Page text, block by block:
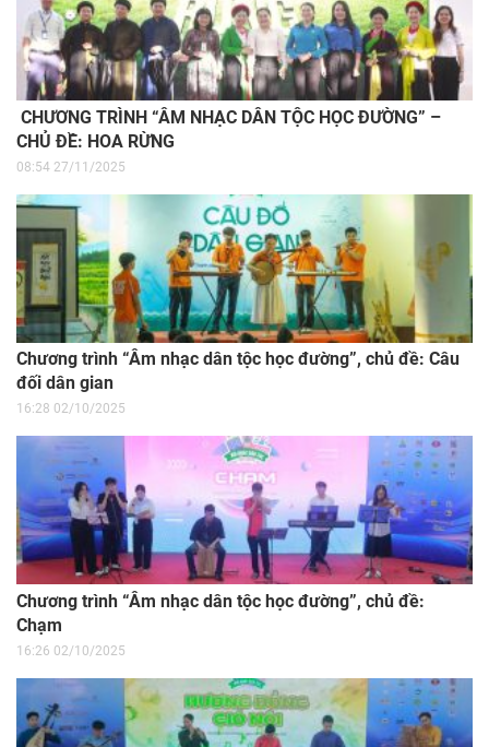
CHƯƠNG TRÌNH “ÂM NHẠC DÂN TỘC HỌC ĐƯỜNG” –
CHỦ ĐỀ: HOA RỪNG
08:54 27/11/2025
Chương trình “Âm nhạc dân tộc học đường”, chủ đề: Câu
đối dân gian
16:28 02/10/2025
Chương trình “Âm nhạc dân tộc học đường”, chủ đề:
Chạm
16:26 02/10/2025